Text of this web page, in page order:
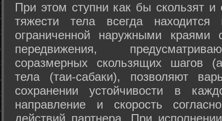
При этом ступни как бы скользят
тяжести тела всегда
ограниченной наружными краями
передвижения,
соразмерных скользящих шагов
тела (таи-сабаки), позволяют
сохранении устойчивости в
направление и скорость